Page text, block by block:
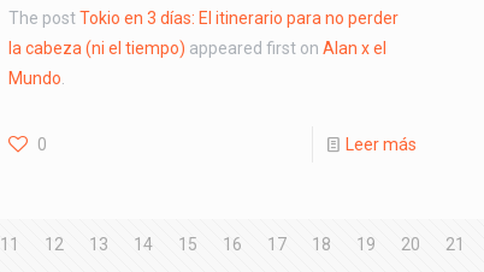
The postTokio en 3 días: El itinerario para no perder
la cabeza (ni el tiempo) appeared first on Alan x el
Mundo
0 Leer más
11 12 13 14 15 16 17 18 19 20 21